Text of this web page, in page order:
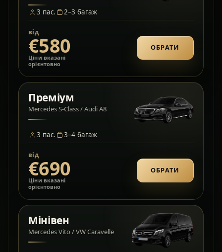
3 пас. 2–3 багаж
від
€580
Ціни вказані
орієнтовно
ОБРАТИ
Преміум
Mercedes S-Class / Audi A8
3 пас. 3–4 багаж
від
€690
Ціни вказані
орієнтовно
ОБРАТИ
Мінівен
Mercedes Vito / VW Caravelle